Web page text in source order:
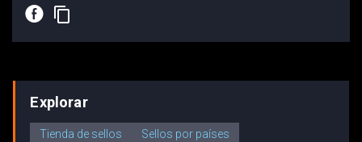
E content_copy
Explorar
Tienda de sellos
Sellos por países